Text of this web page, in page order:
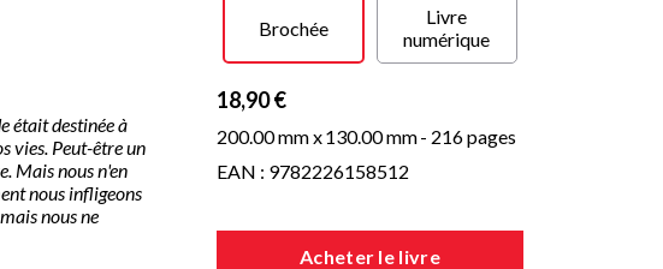
était destinée à
vies. Peut-être un
Mais nous n'en
nous infligeons
nous ne
Brochée
Livre
numérique
18,90 €
200.00 mm x130.00 mm- 216 pages
EAN : 9782226158512
Acheter le livre